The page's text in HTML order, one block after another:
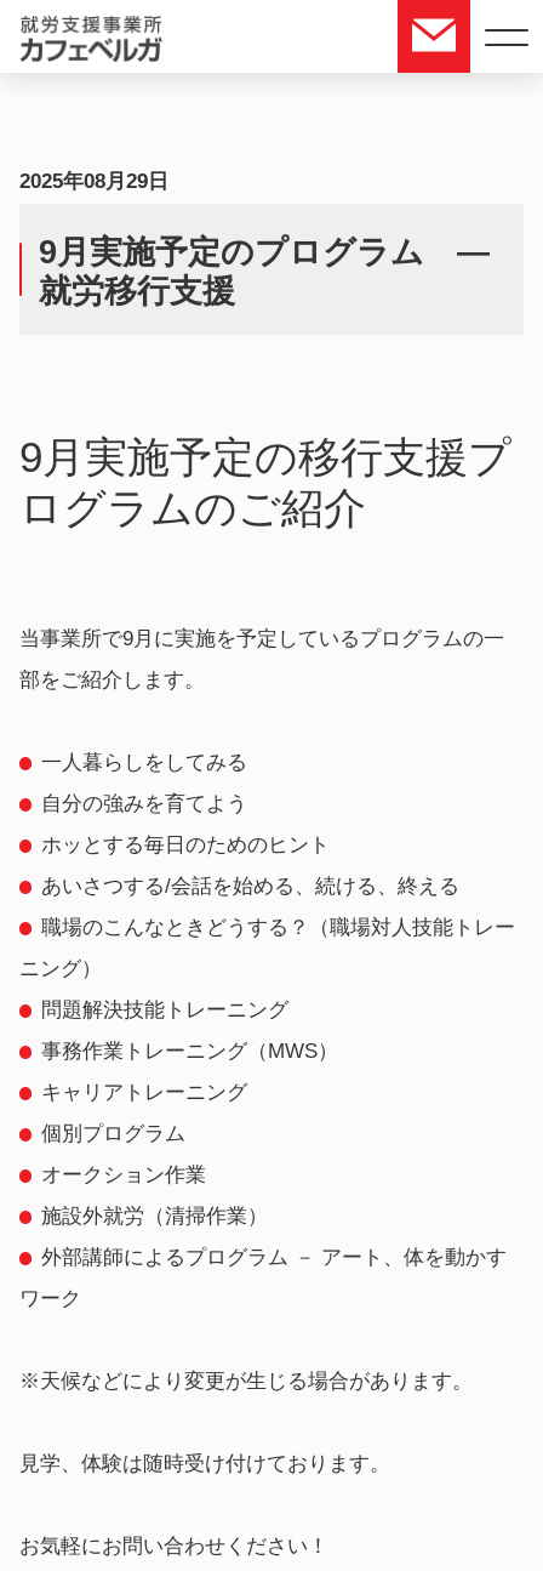
つくば市 就労
訓練 カフェベ
ルガ9月実施予
FLOW ご利用の流れ
2025年08月29日
9月実施予定のプログラム —
就労移行支援
9月実施予定の移行支援プ
ログラムのご紹介
当事業所で9月に実施を予定しているプログラムの一
部をご紹介します。
一人暮らしをしてみる
自分の強みを育てよう
ホッとする毎日のためのヒント
あいさつする/会話を始める、続ける、終える
職場のこんなときどうする？（職場対人技能トレー
ニング）
問題解決技能トレーニング
事務作業トレーニング（MWS）
キャリアトレーニング
個別プログラム
オークション作業
施設外就労（清掃作業）
外部講師によるプログラム － アート、体を動かす
ワーク
※天候などにより変更が生じる場合があります。
見学、体験は随時受け付けております。
お気軽にお問い合わせください！